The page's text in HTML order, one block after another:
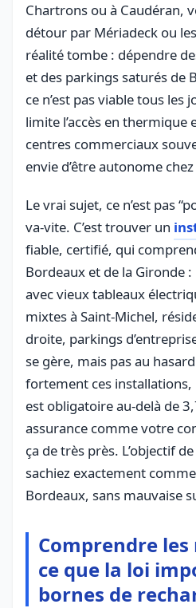
Chartrons ou à Caudéran,
détour par Mériadeck ou
réalité tombe : dépendre
et des parkings saturés de
ce n’est pas viable tous les
limite l’accès en thermique
centres commerciaux
envie d’être autonome
Le vrai sujet, ce n’est pas
va-vite. C’est trouver un
fiable, certifié, qui
Bordeaux et de la Gironde
avec vieux tableaux
mixtes à Saint-Michel,
droite, parkings
se gère, mais pas au
fortement ces installations,
est obligatoire au-delà de
assurance comme votre
ça de très près. L’objectif
sachiez exactement
Bordeaux, sans mauvaise
Comprendre les
ce que la loi
bornes de